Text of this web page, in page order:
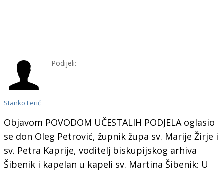
Stanko Ferić
Podijeli:
Objavom POVODOM UČESTALIH PODJELA oglasio
se don Oleg Petrović, župnik župa sv. Marije Žirje i
sv. Petra Kaprije, voditelj biskupijskog arhiva
Šibenik i kapelan u kapeli sv. Martina Šibenik: U